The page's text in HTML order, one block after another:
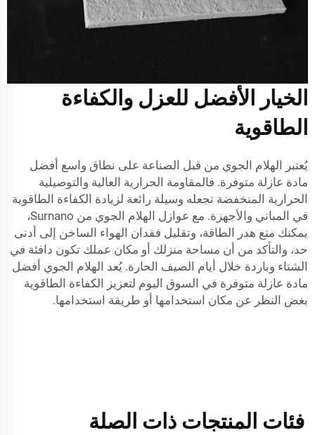
الخيار الأفضل للعزل والكفاءة
الطاقوية
يُعتبر الهلام الجوي من قبل الصناعة على نطاق واسع أفضل
مادة عازلة متوفرة. فالمقاومة الحرارية العالية والتوصيلية
الحرارية المنخفضة تجعله وسيلة رائعة لزيادة الكفاءة الطاقوية
في المباني والأجهزة. مع عوازل الهلام الجوي من Surnano،
يمكنك منع هدر الطاقة، وتقليل فقدان الهواء الساخن إلى أدنى
حد، والتأكد من أن مساحة منزلك أو مكان عملك تكون دافئة في
الشتاء وباردة خلال أيام الصيف الحارة. يُعد الهلام الجوي أفضل
مادة عازلة متوفرة في السوق اليوم لتعزيز الكفاءة الطاقوية
بغض النظر عن مكان استخدامها أو طريقة استخدامها.
فئات المنتجات ذات الصلة